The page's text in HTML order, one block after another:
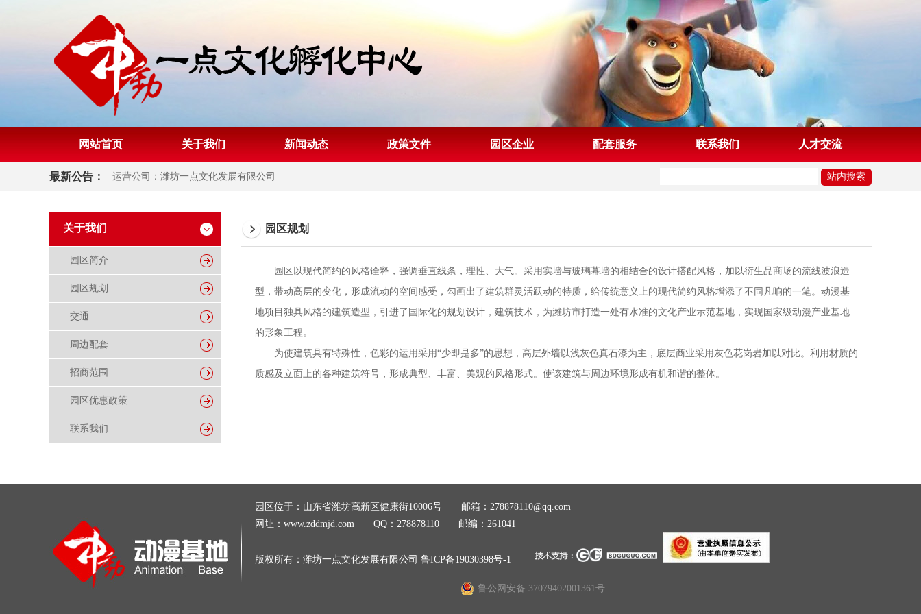
网站首页 关于我们 新闻动态 政策文件 园区企业 配套服务 联系我们 人才交流
最新公告： 运营公司：潍坊一点文化发展有限公司
关于我们
园区简介
园区规划
交通
周边配套
招商范围
园区优惠政策
联系我们
园区规划
园区以现代简约的风格诠释，强调垂直线条，理性、大气。采用实墙与玻璃幕墙的相结合的设计搭配风格，加以衍生品商场的流线波浪造
型，带动高层的变化，形成流动的空间感受，勾画出了建筑群灵活跃动的特质，给传统意义上的现代简约风格增添了不同凡响的一笔。动漫基
地项目独具风格的建筑造型，引进了国际化的规划设计，建筑技术，为潍坊市打造一处有水准的文化产业示范基地，实现国家级动漫产业基地
的形象工程。
为使建筑具有特殊性，色彩的运用采用“少即是多”的思想，高层外墙以浅灰色真石漆为主，底层商业采用灰色花岗岩加以对比。利用材质的
质感及立面上的各种建筑符号，形成典型、丰富、美观的风格形式。使该建筑与周边环境形成有机和谐的整体。
园区位于：山东省潍坊高新区健康街10006号 邮箱：278878110@qq.com
网址：www.zddmjd.com QQ：278878110 邮编：261041
版权所有：潍坊一点文化发展有限公司 鲁ICP备19030398号-1
鲁公网安备 37079402001361号